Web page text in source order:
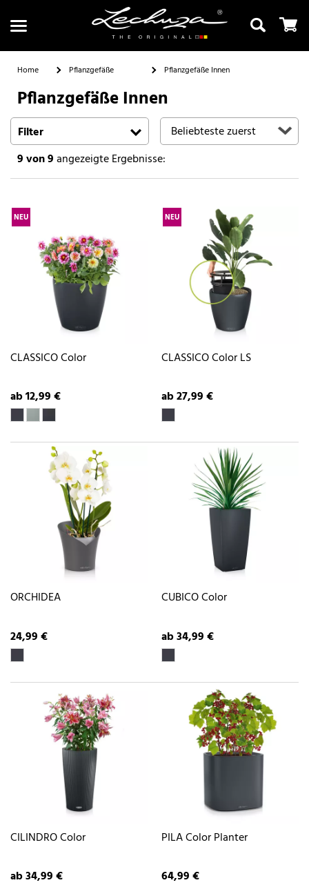
Suchen
Home Pflanzgefäße Pflanzgefäße Innen
Pflanzgefäße Innen
Filter
9von 9angezeigte Ergebnisse:
NEU
CLASSICO Color
ab 12,99 €
NEU
CLASSICO Color LS
ab 27,99 €
ORCHIDEA
24,99 €
CUBICO Color
ab 34,99 €
CILINDRO Color
ab 34,99 €
PILA Color Planter
64,99 €